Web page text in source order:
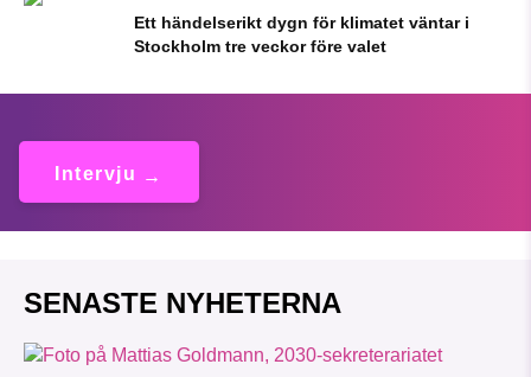
Ett händelserikt dygn för klimatet väntar i
Stockholm tre veckor före valet
Intervju
SENASTE NYHETERNA